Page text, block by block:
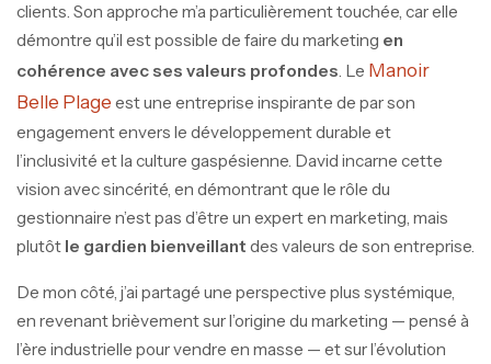
clients. Son approche m’a particulièrement touchée, car elle
démontre qu’il est possible de faire du marketing en
cohérence avec ses valeurs profondes. Le Manoir
Belle Plage est une entreprise inspirante de par son
engagement envers le développement durable et
l’inclusivité et la culture gaspésienne. David incarne cette
vision avec sincérité, en démontrant que le rôle du
gestionnaire n’est pas d’être un expert en marketing, mais
plutôt le gardien bienveillant des valeurs de son entreprise.
De mon côté, j’ai partagé une perspective plus systémique,
en revenant brièvement sur l’origine du marketing — pensé à
l’ère industrielle pour vendre en masse — et sur l’évolution